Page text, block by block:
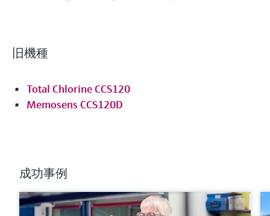
旧機種
Total Chlorine CCS120
Memosens CCS120D
成功事例